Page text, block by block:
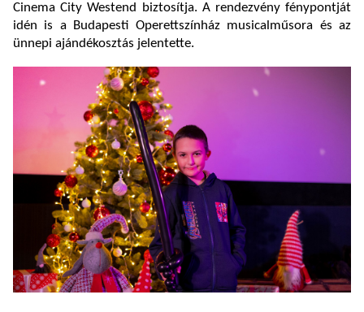
Cinema City Westend biztosítja. A rendezvény fénypontját
idén is a Budapesti Operettszínház musicalműsora és az
ünnepi ajándékosztás jelentette.